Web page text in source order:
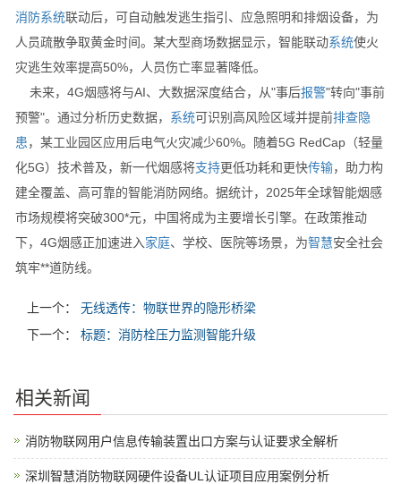
消防系统联动后，可自动触发逃生指引、应急照明和排烟设备，为
人员疏散争取黄金时间。某大型商场数据显示，智能联动系统使火
灾逃生效率提高50%，人员伤亡率显著降低。
未来，4G烟感将与AI、大数据深度结合，从"事后报警"转向"事前
预警"。通过分析历史数据， 系统可识别高风险区域并提前排查隐
患，某工业园区应用后电气火灾减少60%。随着5G RedCap（轻量
化5G）技术普及，新一代烟感将支持更低功耗和更快传输，助力构
建全覆盖、高可靠的智能消防网络。据统计，2025年全球智能烟感
市场规模将突破300*元，中国将成为主要增长引擎。在政策推动
下，4G烟感正加速进入家庭、学校、医院等场景，为智慧安全社会
筑牢**道防线。
上一个：
无线透传：物联世界的隐形桥梁
下一个：
标题：消防栓压力监测智能升级
相关新闻
消防物联网用户信息传输装置出口方案与认证要求全解析
深圳智慧消防物联网硬件设备UL认证项目应用案例分析